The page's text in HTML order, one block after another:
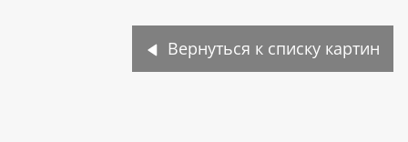
Вернуться к списку картин